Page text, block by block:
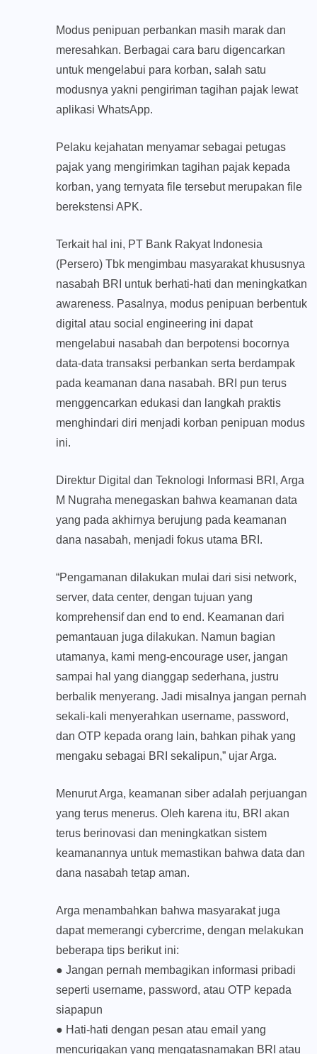
Modus penipuan perbankan masih marak dan
meresahkan. Berbagai cara baru digencarkan
untuk mengelabui para korban, salah satu
modusnya yakni pengiriman tagihan pajak lewat
aplikasi WhatsApp.
Pelaku kejahatan menyamar sebagai petugas
pajak yang mengirimkan tagihan pajak kepada
korban, yang ternyata file tersebut merupakan file
berekstensi APK.
Terkait hal ini, PT Bank Rakyat Indonesia
(Persero) Tbk mengimbau masyarakat khususnya
nasabah BRI untuk berhati-hati dan meningkatkan
awareness. Pasalnya, modus penipuan berbentuk
digital atau social engineering ini dapat
mengelabui nasabah dan berpotensi bocornya
data-data transaksi perbankan serta berdampak
pada keamanan dana nasabah. BRI pun terus
menggencarkan edukasi dan langkah praktis
menghindari diri menjadi korban penipuan modus
ini.
Direktur Digital dan Teknologi Informasi BRI, Arga
M Nugraha menegaskan bahwa keamanan data
yang pada akhirnya berujung pada keamanan
dana nasabah, menjadi fokus utama BRI.
“Pengamanan dilakukan mulai dari sisi network,
server, data center, dengan tujuan yang
komprehensif dan end to end. Keamanan dari
pemantauan juga dilakukan. Namun bagian
utamanya, kami meng-encourage user, jangan
sampai hal yang dianggap sederhana, justru
berbalik menyerang. Jadi misalnya jangan pernah
sekali-kali menyerahkan username, password,
dan OTP kepada orang lain, bahkan pihak yang
mengaku sebagai BRI sekalipun,” ujar Arga.
Menurut Arga, keamanan siber adalah perjuangan
yang terus menerus. Oleh karena itu, BRI akan
terus berinovasi dan meningkatkan sistem
keamanannya untuk memastikan bahwa data dan
dana nasabah tetap aman.
Arga menambahkan bahwa masyarakat juga
dapat memerangi cybercrime, dengan melakukan
beberapa tips berikut ini:
● Jangan pernah membagikan informasi pribadi
seperti username, password, atau OTP kepada
siapapun
● Hati-hati dengan pesan atau email yang
mencurigakan yang mengatasnamakan BRI atau